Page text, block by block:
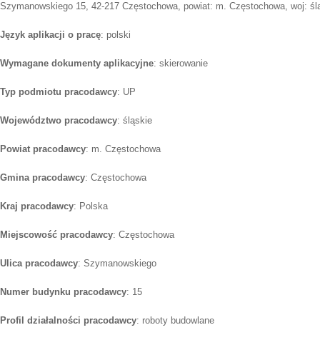
Szymanowskiego 15, 42-217 Częstochowa, powiat: m. Częstochowa, woj:
Język aplikacji o pracę: polski
Wymagane dokumenty aplikacyjne: skierowanie
Typ podmiotu pracodawcy: UP
Województwo pracodawcy: śląskie
Powiat pracodawcy: m. Częstochowa
Gmina pracodawcy: Częstochowa
Kraj pracodawcy: Polska
Miejscowość pracodawcy: Częstochowa
Ulica pracodawcy: Szymanowskiego
Numer budynku pracodawcy: 15
Profil działalności pracodawcy: roboty budowlane